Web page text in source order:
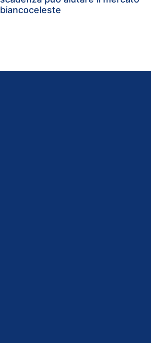
biancoceleste